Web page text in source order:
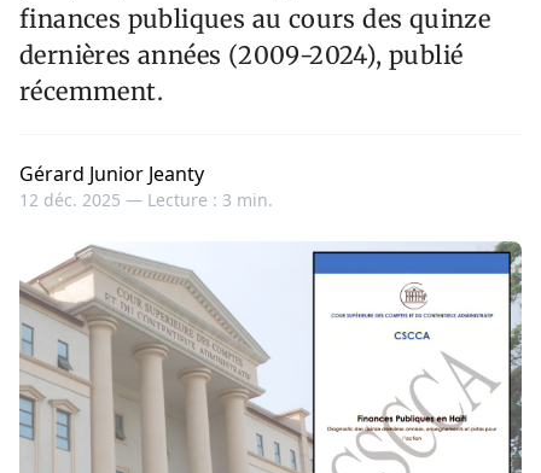
finances publiques au cours des quinze
dernières années (2009-2024), publié
récemment.
Gérard Junior Jeanty
12 déc. 2025 — Lecture : 3 min.